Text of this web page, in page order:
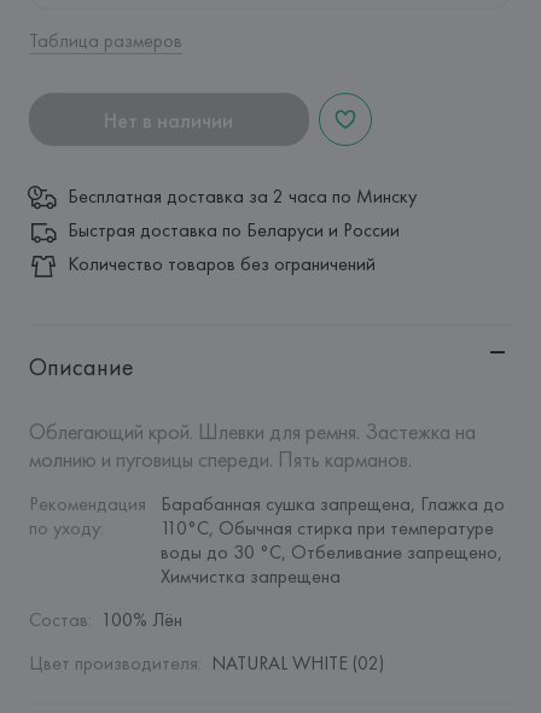
Таблица размеров
Нет в наличии
Бесплатная доставка за 2 часа по Минску
Быстрая доставка по Беларуси и России
Количество товаров без ограничений
Описание
Облегающий крой. Шлевки для ремня. Застежка на
молнию и пуговицы спереди. Пять карманов.
Рекомендация
по уходу:
Барабанная сушка запрещена, Глажка до
110°C, Обычная стирка при температуре
воды до 30 °C, Отбеливание запрещено,
Химчистка запрещена
Состав: 100% Лён
Цвет производителя: NATURAL WHITE (02)